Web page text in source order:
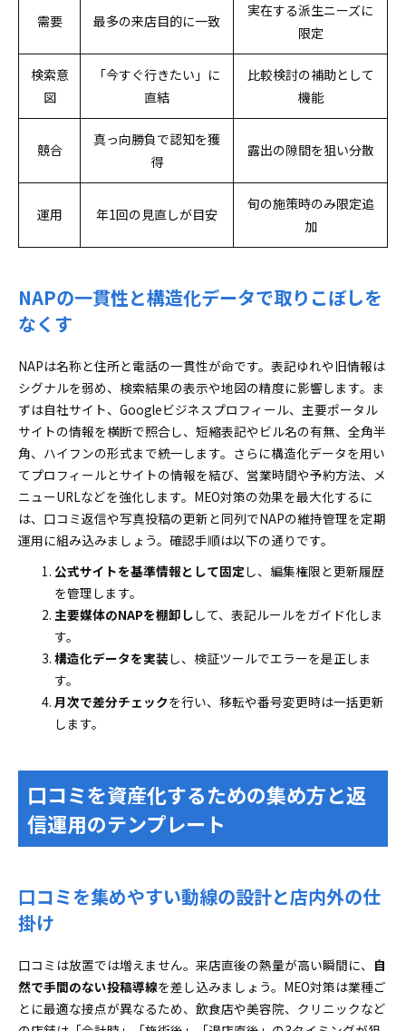
需要 最多の来店目的に一致
実在する派生ニーズに
限定
検索意
図
「今すぐ行きたい」に
直結
比較検討の補助として
機能
競合
真っ向勝負で認知を獲
得
露出の隙間を狙い分散
運用 年1回の見直しが目安
旬の施策時のみ限定追
加
NAPの一貫性と構造化データで取りこぼしを
なくす
NAPは名称と住所と電話の一貫性が命です。表記ゆれや旧情報は
シグナルを弱め、検索結果の表示や地図の精度に影響します。ま
ずは自社サイト、Googleビジネスプロフィール、主要ポータル
サイトの情報を横断で照合し、短縮表記やビル名の有無、全角半
角、ハイフンの形式まで統一します。さらに構造化データを用い
てプロフィールとサイトの情報を結び、営業時間や予約方法、メ
ニューURLなどを強化します。MEO対策の効果を最大化するに
は、口コミ返信や写真投稿の更新と同列でNAPの維持管理を定期
運用に組み込みましょう。確認手順は以下の通りです。
公式サイトを基準情報として固定し、編集権限と更新履歴
を管理します。
主要媒体のNAPを棚卸し して、表記ルールをガイド化しま
す。
構造化データを実装 し、検証ツールでエラーを是正しま
す。
月次で差分チェックを行い、移転や番号変更時は一括更新
します。
口コミを資産化するための集め方と返
信運用のテンプレート
口コミを集めやすい動線の設計と店内外の仕
掛け
口コミは放置では増えません。来店直後の熱量が高い瞬間に、 自
然で手間のない投稿導線を差し込みましょう。MEO対策は業種ご
とに最適な接点が異なるため、飲食店や美容院、クリニックなど